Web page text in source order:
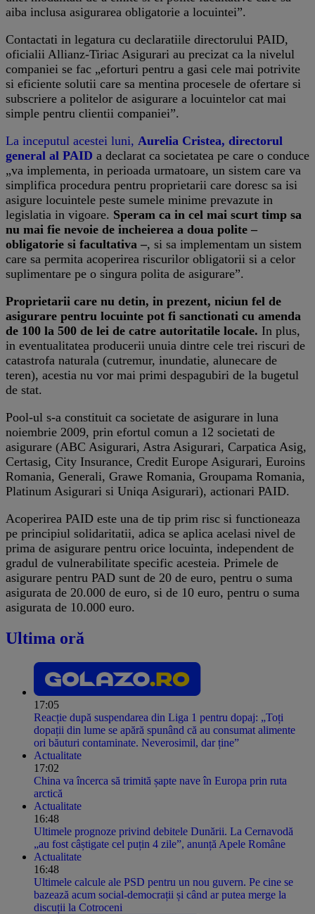
aiba inclusa asigurarea obligatorie a locuintei”.
Contactati in legatura cu declaratiile directorului PAID,
oficialii Allianz-Tiriac Asigurari au precizat ca la nivelul
companiei se fac „eforturi pentru a gasi cele mai potrivite
si eficiente solutii care sa mentina procesele de ofertare si
subscriere a politelor de asigurare a locuintelor cat mai
simple pentru clientii companiei”.
La inceputul acestei luni, Aurelia Cristea, directorul
general al PAID a declarat ca societatea pe care o conduce
„va implementa, in perioada urmatoare, un sistem care va
simplifica procedura pentru proprietarii care doresc sa isi
asigure locuintele peste sumele minime prevazute in
legislatia in vigoare. Speram ca in cel mai scurt timp sa
nu mai fie nevoie de incheierea a doua polite –
obligatorie si facultativa –, si sa implementam un sistem
care sa permita acoperirea riscurilor obligatorii si a celor
suplimentare pe o singura polita de asigurare”.
Proprietarii care nu detin, in prezent, niciun fel de
asigurare pentru locuinte pot fi sanctionati cu amenda
de 100 la 500 de lei de catre autoritatile locale. In plus,
in eventualitatea producerii unuia dintre cele trei riscuri de
catastrofa naturala (cutremur, inundatie, alunecare de
teren), acestia nu vor mai primi despagubiri de la bugetul
de stat.
Pool-ul s-a constituit ca societate de asigurare in luna
noiembrie 2009, prin efortul comun a 12 societati de
asigurare (ABC Asigurari, Astra Asigurari, Carpatica Asig,
Certasig, City Insurance, Credit Europe Asigurari, Euroins
Romania, Generali, Grawe Romania, Groupama Romania,
Platinum Asigurari si Uniqa Asigurari), actionari PAID.
Acoperirea PAID este una de tip prim risc si functioneaza
pe principiul solidaritatii, adica se aplica acelasi nivel de
prima de asigurare pentru orice locuinta, independent de
gradul de vulnerabilitate specific acesteia. Primele de
asigurare pentru PAD sunt de 20 de euro, pentru o suma
asigurata de 20.000 de euro, si de 10 euro, pentru o suma
asigurata de 10.000 euro.
Ultima oră
17:05
Reacție după suspendarea din Liga 1 pentru dopaj: „Toți
dopații din lume se apără spunând că au consumat alimente
ori băuturi contaminate. Neverosimil, dar ține”
Actualitate
17:02
China va încerca să trimită șapte nave în Europa prin ruta
arctică
Actualitate
16:48
Ultimele prognoze privind debitele Dunării. La Cernavodă
„au fost câștigate cel puțin 4 zile”, anunță Apele Române
Actualitate
16:48
Ultimele calcule ale PSD pentru un nou guvern. Pe cine se
bazează acum social-democrații și când ar putea merge la
discuții la Cotroceni